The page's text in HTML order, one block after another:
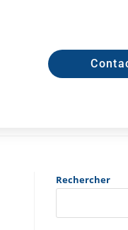
Rechercher